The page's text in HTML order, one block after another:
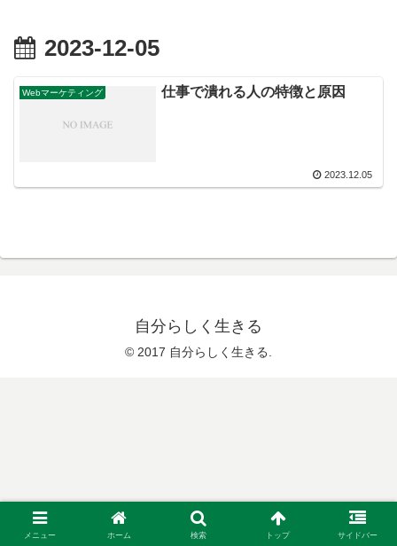
2023-12-05
Webマーケティング 仕事で潰れる人の特徴と原因
2023.12.05
自分らしく生きる
© 2017 自分らしく生きる.
メニュー ホーム 検索 トップ サイドバー